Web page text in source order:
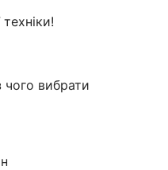
вибрати